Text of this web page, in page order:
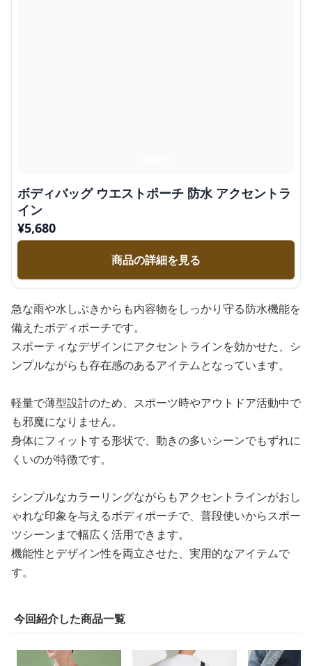
ボディバッグ ウエストポーチ 防水 アクセントラ
イン
¥5,680
商品の詳細を見る
急な雨や水しぶきからも内容物をしっかり守る防水機能を
備えたボディポーチです。
スポーティなデザインにアクセントラインを効かせた、シ
ンプルながらも存在感のあるアイテムとなっています。
軽量で薄型設計のため、スポーツ時やアウトドア活動中で
も邪魔になりません。
身体にフィットする形状で、動きの多いシーンでもずれに
くいのが特徴です。
シンプルなカラーリングながらもアクセントラインがおし
ゃれな印象を与えるボディポーチで、普段使いからスポー
ツシーンまで幅広く活用できます。
機能性とデザイン性を両立させた、実用的なアイテムで
す。
今回紹介した商品一覧